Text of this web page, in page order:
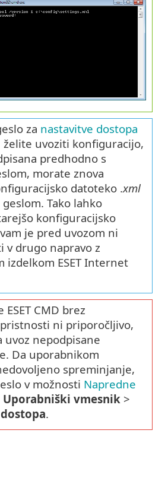
za nastavitve dostopa
uvoziti konfiguracijo,
predhodno s
morate znova
datoteko .xml
Tako lahko
konfiguracijsko
je pred uvozom ni
v drugo napravo z
izdelkom ESET Internet
CMD brez
ni priporočljivo,
uvoz nepodpisane
Da uporabnikom
spreminjanje,
v možnosti Napredne
Uporabniški vmesnik >
.